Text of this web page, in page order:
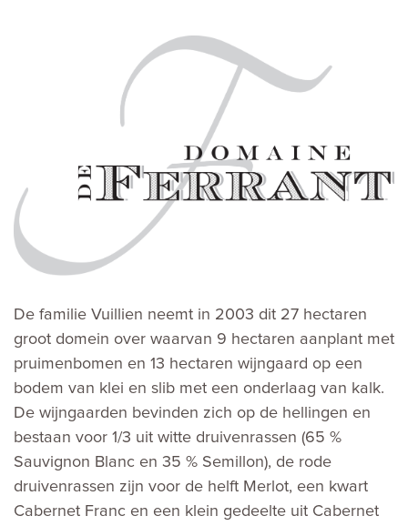
De familie Vuillien neemt in 2003 dit 27 hectaren
groot domein over waarvan 9 hectaren aanplant met
pruimenbomen en 13 hectaren wijngaard op een
bodem van klei en slib met een onderlaag van kalk.
De wijngaarden bevinden zich op de hellingen en
bestaan voor 1/3 uit witte druivenrassen (65 %
Sauvignon Blanc en 35 % Semillon), de rode
druivenrassen zijn voor de helft Merlot, een kwart
Cabernet Franc en een klein gedeelte uit Cabernet